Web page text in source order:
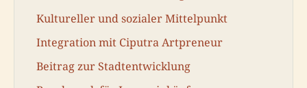
Kultureller und sozialer Mittelpunkt
Integration mit Ciputra Artpreneur
Beitrag zur Stadtentwicklung